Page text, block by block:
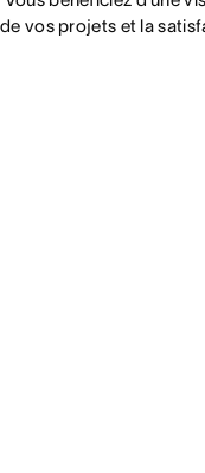
de vos projets et la